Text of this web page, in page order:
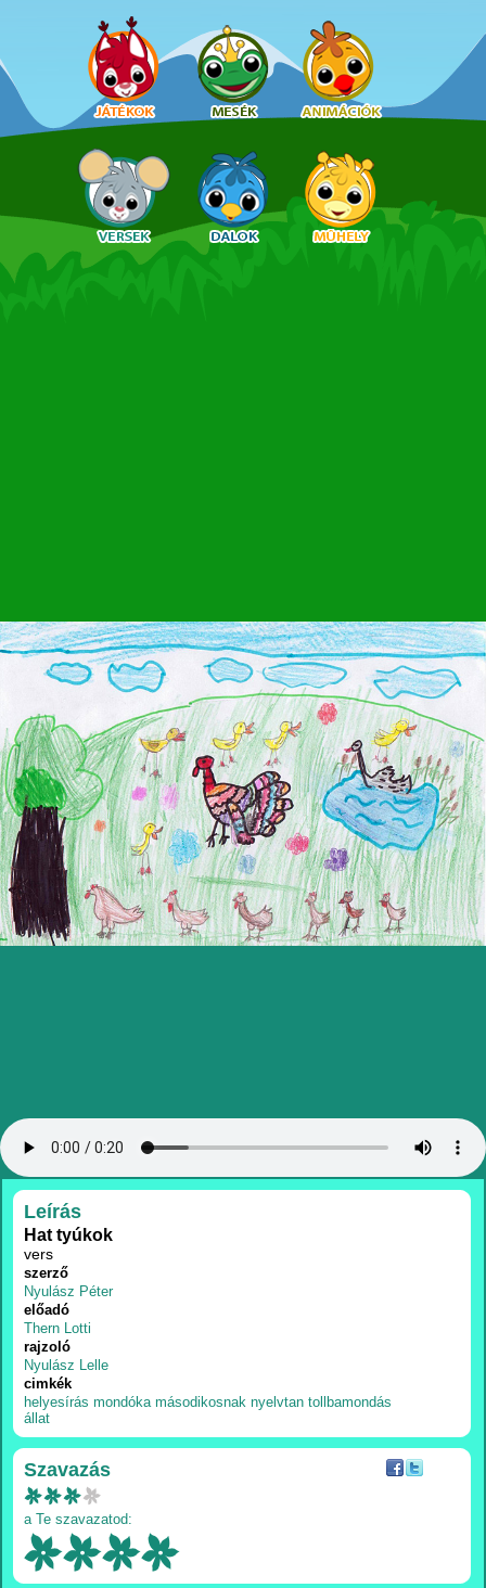
RÉSZLETEK
Leírás
Hat tyúkok
vers
szerző
Nyulász Péter
előadó
Thern Lotti
rajzoló
Nyulász Lelle
cimkék
helyesírás mondóka másodikosnak nyelvtan tollbamondás
állat
Szavazás
a Te szavazatod: